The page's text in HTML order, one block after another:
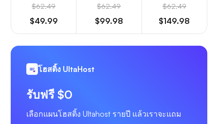
$62.49
$49.99
$62.49
$99.98
$62.49
$149.98
โฮสติ้ง UltaHost
รับฟรี $0
เลือกแผนโฮสติ้ง Ultahost รายปี แล้วเราจะแถม